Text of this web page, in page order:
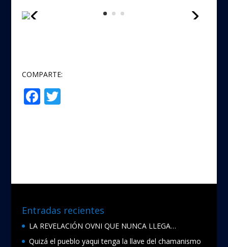
COMPARTE:
F
o
T
Entradas recientes
LA REVELACIÓN OVNI QUE NUNCA LLEGA…
Quizá el pueblo yaqui tenga la llave del chamanismo